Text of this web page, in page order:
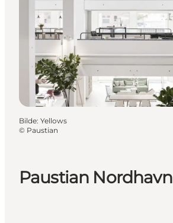
Planlegg turen din
Paustian Nordhavn
Bilde: Yellows
© Paustian